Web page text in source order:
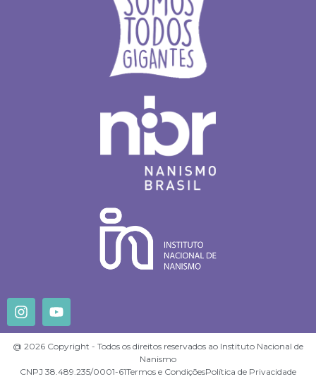
@ 2026 Copyright - Todos os direitos reservados ao Instituto Nacional de
Nanismo
CNPJ 38.489.235/0001-61Termos e CondiçõesPolítica de Privacidade